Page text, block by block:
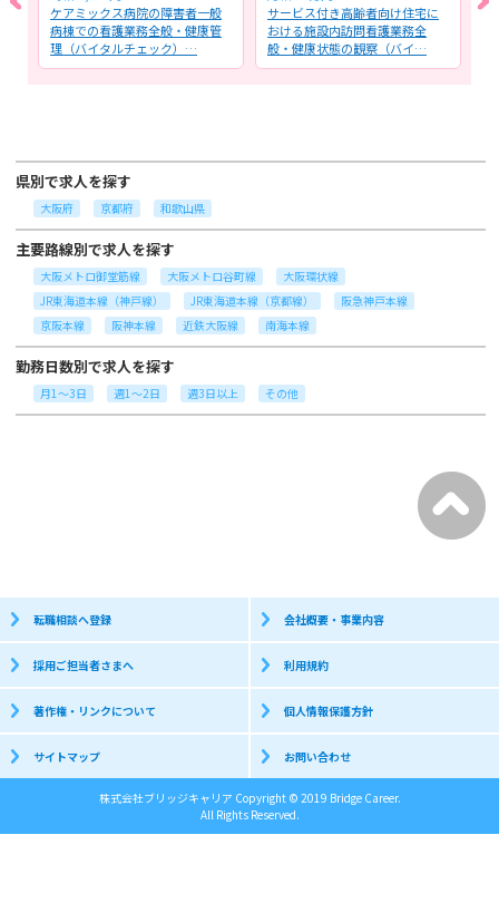
ケアミックス病院の障害者一般
病棟での看護業務全般・健康管
理（バイタルチェック）…
サービス付き高齢者向け住宅に
おける施設内訪問看護業務全
般・健康状態の観察（バイ…
県別で求人を探す
大阪府 京都府 和歌山県
主要路線別で求人を探す
大阪メトロ御堂筋線 大阪メトロ谷町線
大阪環状線
JR東海道本線（神戸線）
JR東海道本線（京都線）
阪急神戸本線
京阪本線
阪神本線 近鉄大阪線 南海本線
勤務日数別で求人を探す
月1～3日 週1～2日 週3日以上 その他
転職相談へ登録 会社概要・事業内容
採用ご担当者さまへ 利用規約
著作権・リンクについて 個人情報保護方針
サイトマップ お問い合わせ
株式会社ブリッジキャリア Copyright © 2019 Bridge Career.
All Rights Reserved.